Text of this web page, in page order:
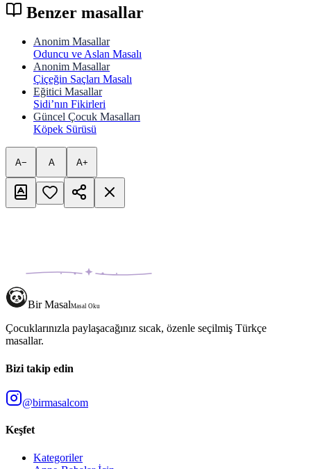
Benzer masallar
Anonim Masallar
Oduncu ve Aslan Masalı
Anonim Masallar
Çiçeğin Saçları Masalı
Eğitici Masallar
Sidi’nın Fikirleri
Güncel Çocuk Masalları
Köpek Sürüsü
A− A A+
Bir MasalMasal Oku
Çocuklarınızla paylaşacağınız sıcak, özenle seçilmiş Türkçe
masallar.
Bizi takip edin
@birmasalcom
Keşfet
Kategoriler